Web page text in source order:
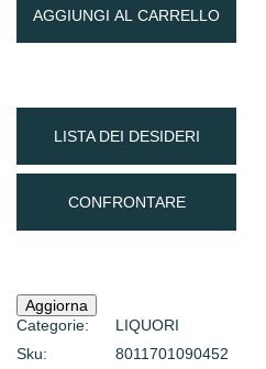
AGGIUNGI AL CARRELLO
LISTA DEI DESIDERI
CONFRONTARE
Categorie:
LIQUORI
Sku:
8011701090452